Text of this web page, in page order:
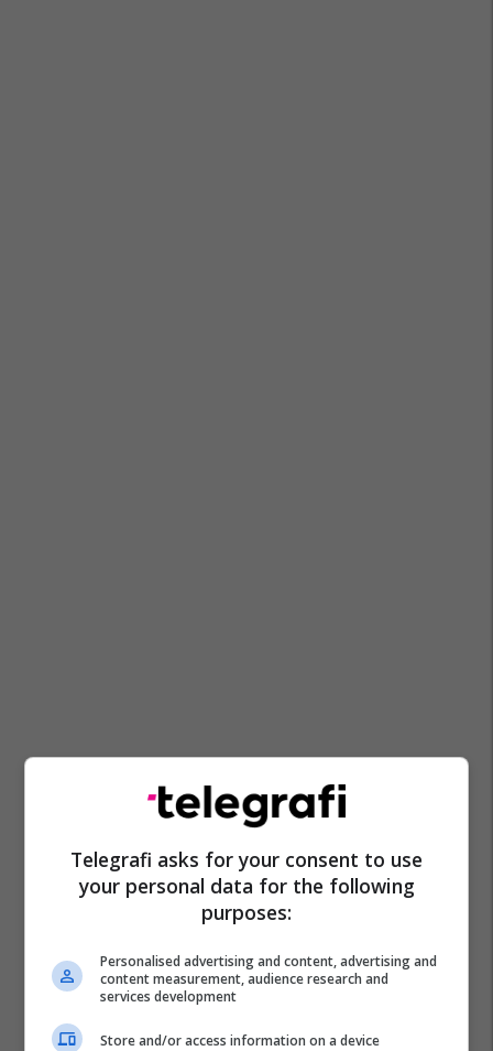
Telegrafi asks for your consent to use
your personal data for the following
purposes:
Personalised advertising and content, advertising and
content measurement, audience research and
services development
Store and/or access information on a device